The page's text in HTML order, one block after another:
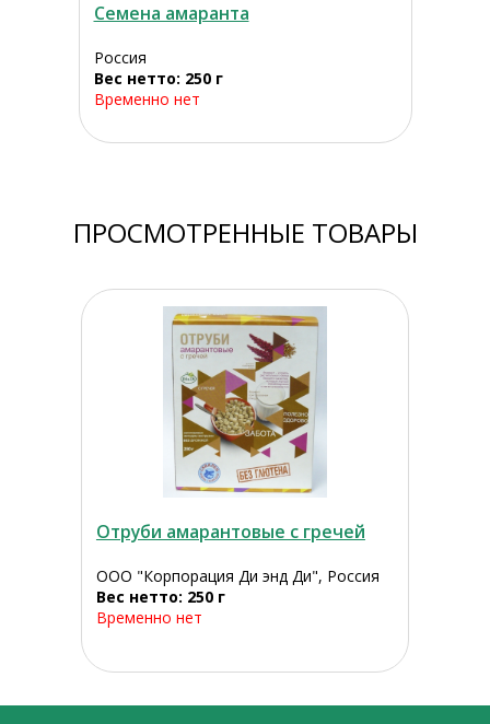
Семена амаранта
Россия
Вес нетто: 250 г
Временно нет
ПРОСМОТРЕННЫЕ ТОВАРЫ
Отруби амарантовые с гречей
ООО "Корпорация Ди энд Ди", Россия
Вес нетто: 250 г
Временно нет